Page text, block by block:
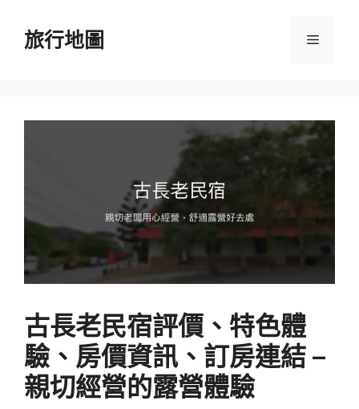
旅行地圖 選
古長老民宿評價、特色體
驗、房價資訊、訂房連結 –
親切經營的露營體驗